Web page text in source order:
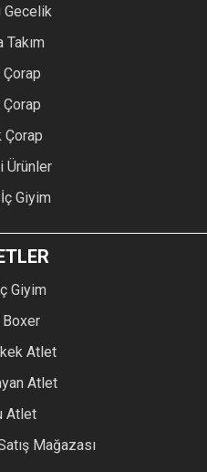
Gecelik
Takım
Çorap
Çorap
Çorap
Ürünler
Giyim
Giyim
Boxer
Atlet
Atlet
Atlet
Mağazası